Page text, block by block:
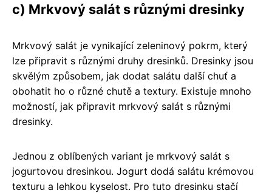
c) Mrkvový salát s různými dresinky
Mrkvový salát je vynikající zeleninový pokrm, který
lze připravit s různými druhy dresinků. Dresinky jsou
skvělým způsobem, jak dodat salátu další chuť a
obohatit ho o různé chutě a textury. Existuje mnoho
možností, jak připravit mrkvový salát s různými
dresinky.
Jednou z oblíbených variant je mrkvový salát s
jogurtovou dresinkou. Jogurt dodá salátu krémovou
texturu a lehkou kyselost. Pro tuto dresinku stačí